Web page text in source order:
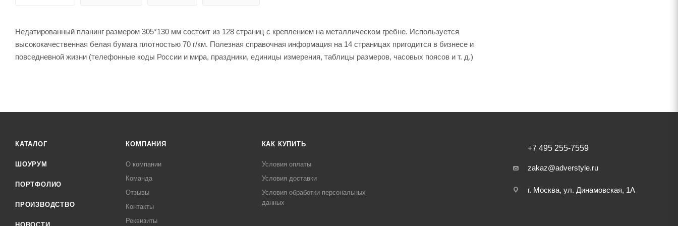
Недатированный планинг размером 305*130 мм состоит из 128 страниц с креплением на металлическом гребне. Используется
высококачественная белая бумага плотностью 70 г/км. Полезная справочная информация на 14 страницах пригодится в бизнесе и
повседневной жизни (телефонные коды России и мира, праздники, единицы измерения, таблицы размеров, часовых поясов и т. д.)
КАТАЛОГ
ШОУРУМ
ПОРТФОЛИО
ПРОИЗВОДСТВО
КОМПАНИЯ
О компании
Команда
Отзывы
Контакты
Реквизиты
КАК КУПИТЬ
Условия оплаты
Условия доставки
Условия обработки персональных
данных
+7 495 255-7559
zakaz@adverstyle.ru
г. Москва, ул. Динамовская, 1А